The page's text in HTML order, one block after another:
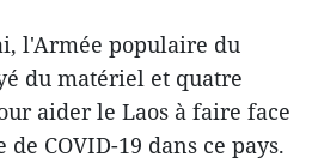
l'Armée populaire du
du matériel et quatre
aider le Laos à faire face
COVID-19 dans ce pays.